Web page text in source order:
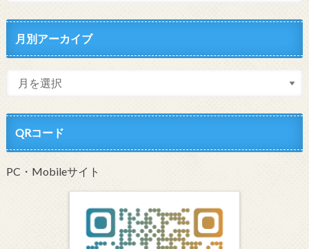
月別アーカイブ
QRコード
PC・Mobileサイト